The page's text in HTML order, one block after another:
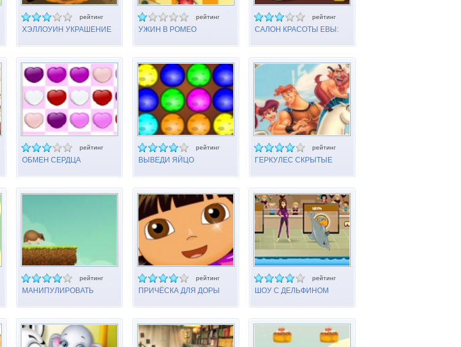
рейтинг
ХЭЛЛОУИН УКРАШЕНИЕ
рейтинг
УЖИН В РОМЕО
рейтинг
САЛОН КРАСОТЫ ЕВЫ:
СЕЛЕНЫ
рейтинг
ОБМЕН СЕРДЦА
рейтинг
ВЫВЕДИ ЯЙЦО
рейтинг
ГЕРКУЛЕС СКРЫТЫЕ
рейтинг
МАНИПУЛИРОВАТЬ
рейтинг
ПРИЧЁСКА ДЛЯ ДОРЫ
рейтинг
ШОУ С ДЕЛЬФИНОМ